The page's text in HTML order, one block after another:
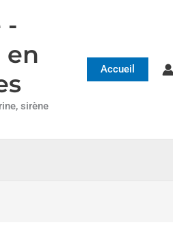
-
en
sirène
Accueil